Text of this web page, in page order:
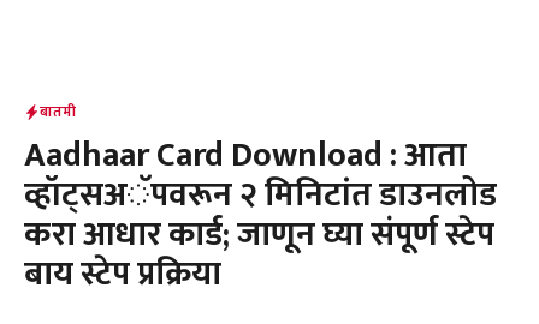
बातमी
Aadhaar Card Download : आता
व्हॉट्सअॅपवरून २ मिनिटांत डाउनलोड
करा आधार कार्ड; जाणून घ्या संपूर्ण स्टेप
बाय स्टेप प्रक्रिया